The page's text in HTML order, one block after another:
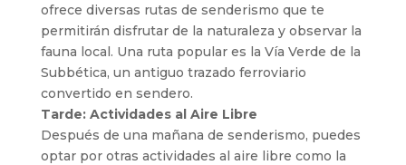
ofrece diversas rutas de senderismo que te
permitirán disfrutar de la naturaleza y observar la
fauna local. Una ruta popular es la Vía Verde de la
Subbética, un antiguo trazado ferroviario
convertido en sendero.
Tarde: Actividades al Aire Libre
Después de una mañana de senderismo, puedes
optar por otras actividades al aire libre como la